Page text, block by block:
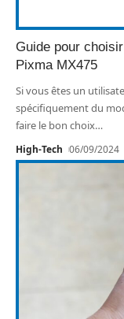
Guide pour
Pixma MX475
Si vous êtes un
spécifiquement du
faire le bon choix…
High-Tech 06/09/2024